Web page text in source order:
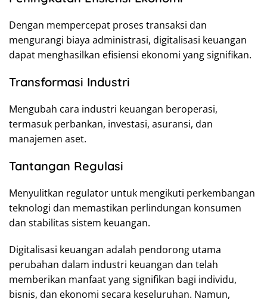
Dengan mempercepat proses transaksi dan
mengurangi biaya administrasi, digitalisasi keuangan
dapat menghasilkan efisiensi ekonomi yang signifikan.
Transformasi Industri
Mengubah cara industri keuangan beroperasi,
termasuk perbankan, investasi, asuransi, dan
manajemen aset.
Tantangan Regulasi
Menyulitkan regulator untuk mengikuti perkembangan
teknologi dan memastikan perlindungan konsumen
dan stabilitas sistem keuangan.
Digitalisasi keuangan adalah pendorong utama
perubahan dalam industri keuangan dan telah
memberikan manfaat yang signifikan bagi individu,
bisnis, dan ekonomi secara keseluruhan. Namun,